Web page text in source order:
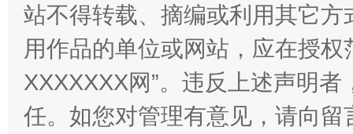
站不得转载、摘编或利用其它
用作品的单位或网站，应在授
XXXXXXX网”。违反上述声明
任。如您对管理有意见，请向